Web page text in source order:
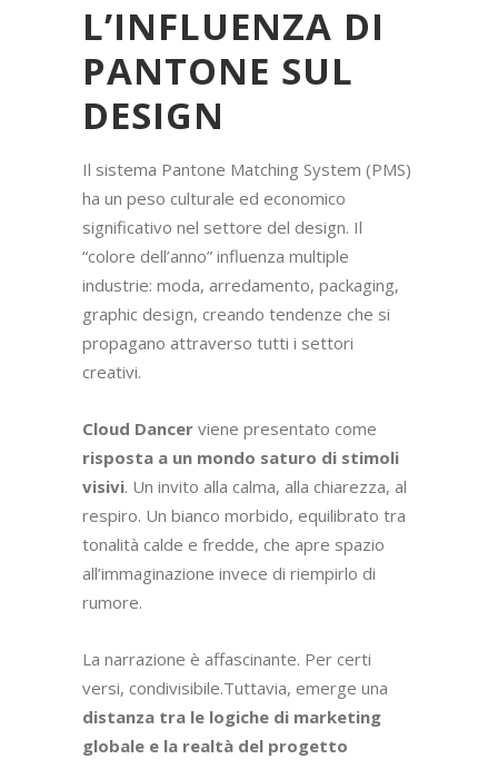
L’INFLUENZA DI
PANTONE SUL
DESIGN
Il sistema Pantone Matching System (PMS)
ha un peso culturale ed economico
significativo nel settore del design. Il
“colore dell’anno” influenza multiple
industrie: moda, arredamento, packaging,
graphic design, creando tendenze che si
propagano attraverso tutti i settori
creativi.
Cloud Dancer viene presentato come
risposta a un mondo saturo di stimoli
visivi. Un invito alla calma, alla chiarezza, al
respiro. Un bianco morbido, equilibrato tra
tonalità calde e fredde, che apre spazio
all’immaginazione invece di riempirlo di
rumore.
La narrazione è affascinante. Per certi
versi, condivisibile.Tuttavia, emerge una
distanza tra le logiche di marketing
globale e la realtà del progetto